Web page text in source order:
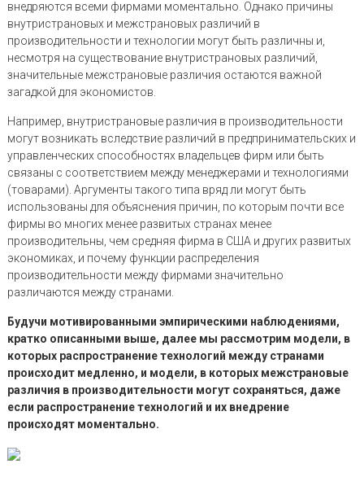
внедряются всеми фирмами моментально. Однако причины
внутристрановых и межстрановых различий в
производительности и технологии могут быть различны и,
несмотря на существование внутристрановых различий,
значительные межстрановые различия остаются важной
загадкой для экономистов.
Например, внутристрановые различия в производительности
могут возникать вследствие различий в предпринимательских и
управленческих способностях владельцев фирм или быть
связаны с соответствием между менеджерами и технологиями
(товарами). Аргументы такого типа вряд ли могут быть
использованы для объяснения причин, по которым почти все
фирмы во многих менее развитых странах менее
производительны, чем средняя фирма в США и других развитых
экономиках, и почему функции распределения
производительности между фирмами значительно
различаются между странами.
Будучи мотивированными эмпирическими наблюдениями,
кратко описанными выше, далее мы рассмотрим модели, в
которых распространение технологий между странами
происходит медленно, и модели, в которых межстрановые
различия в производительности могут сохраняться, даже
если распространение технологий и их внедрение
происходят моментально.